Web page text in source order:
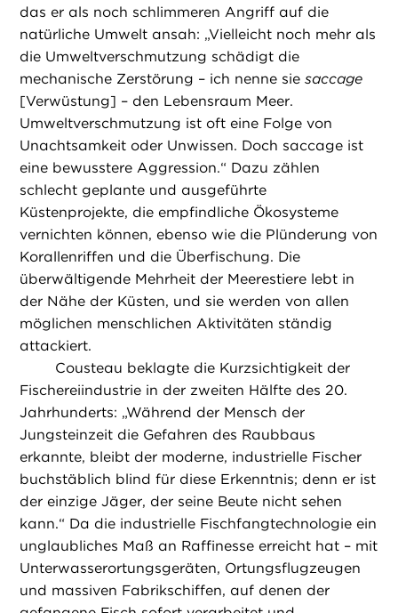
das er als noch schlimmeren Angriff auf die
natürliche Umwelt ansah: „Vielleicht noch mehr als
die Umweltverschmutzung schädigt die
mechanische Zerstörung – ich nenne siesaccage
[Verwüstung] – den Lebensraum Meer.
Umweltverschmutzung ist oft eine Folge von
Unachtsamkeit oder Unwissen. Doch saccage ist
eine bewusstere Aggression.“ Dazu zählen
schlecht geplante und ausgeführte
Küstenprojekte, die empfindliche Ökosysteme
vernichten können, ebenso wie die Plünderung von
Korallenriffen und die Überfischung. Die
überwältigende Mehrheit der Meerestiere lebt in
der Nähe der Küsten, und sie werden von allen
möglichen menschlichen Aktivitäten ständig
attackiert.
Cousteau beklagte die Kurzsichtigkeit der
Fischereiindustrie in der zweiten Hälfte des 20.
Jahrhunderts: „Während der Mensch der
Jungsteinzeit die Gefahren des Raubbaus
erkannte, bleibt der moderne, industrielle Fischer
buchstäblich blind für diese Erkenntnis; denn er ist
der einzige Jäger, der seine Beute nicht sehen
kann.“ Da die industrielle Fischfangtechnologie ein
unglaubliches Maß an Raffinesse erreicht hat – mit
Unterwasserortungsgeräten, Ortungsflugzeugen
und massiven Fabrikschiffen, auf denen der